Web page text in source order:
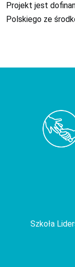
Projekt jest
Polskiego ze
Szkoła